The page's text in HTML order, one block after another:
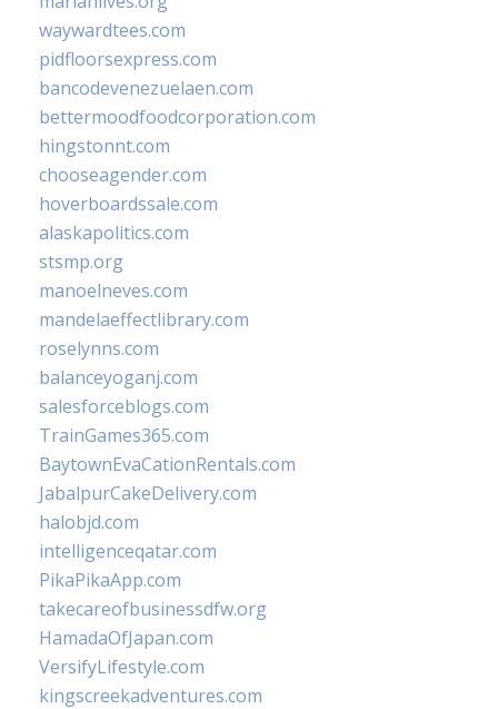
waywardtees.com
pidfloorsexpress.com
bancodevenezuelaen.com
bettermoodfoodcorporation.com
hingstonnt.com
chooseagender.com
hoverboardssale.com
alaskapolitics.com
stsmp.org
manoelneves.com
mandelaeffectlibrary.com
roselynns.com
balanceyoganj.com
salesforceblogs.com
TrainGames365.com
BaytownEvaCationRentals.com
JabalpurCakeDelivery.com
halobjd.com
intelligenceqatar.com
PikaPikaApp.com
takecareofbusinessdfw.org
HamadaOfJapan.com
VersifyLifestyle.com
kingscreekadventures.com